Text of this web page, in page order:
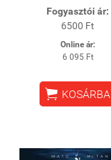
Fogyasztói ár:
6500 Ft
Online ár:
6 095 Ft
 KOSÁRBA